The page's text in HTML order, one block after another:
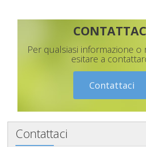
Per qualsiasi informazione o
esitare a
Contattaci
Contattaci